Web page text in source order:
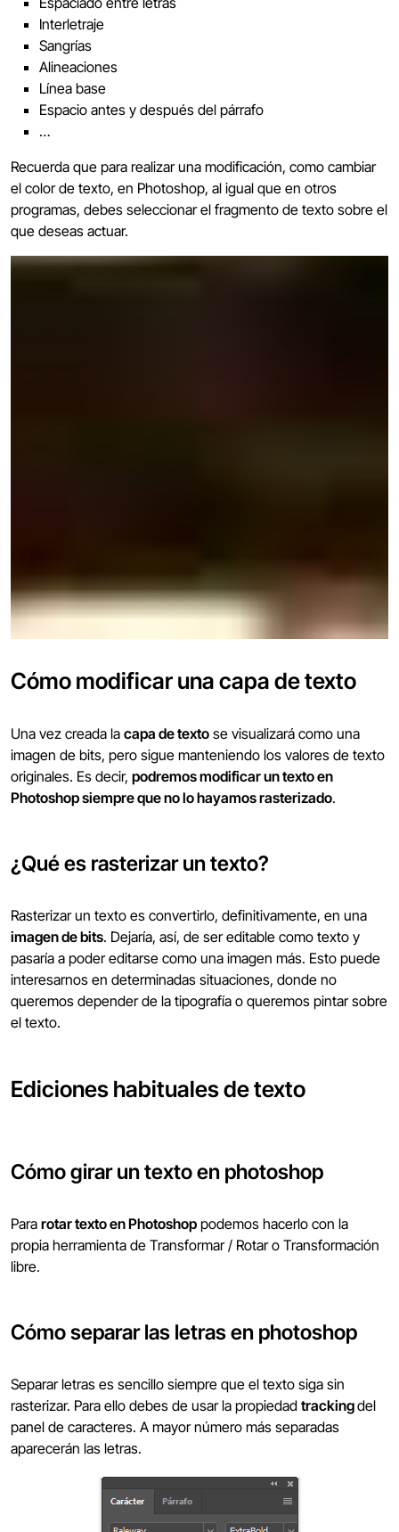
Interletraje
Sangrías
Alineaciones
Línea base
Espacio antes y después del párrafo
…
Recuerda que para realizar una modificación, como cambiar
el color de texto, en Photoshop, al igual que en otros
programas, debes seleccionar el fragmento de texto sobre el
que deseas actuar.
Cómo modificar una capa de texto
Una vez creada la capa de texto se visualizará como una
imagen de bits, pero sigue manteniendo los valores de texto
originales. Es decir, podremos modificar un texto en
Photoshop siempre que no lo hayamos rasterizado.
¿Qué es rasterizar un texto?
Rasterizar un texto es convertirlo, definitivamente, en una
imagen de bits. Dejaría, así, de ser editable como texto y
pasaría a poder editarse como una imagen más. Esto puede
interesarnos en determinadas situaciones, donde no
queremos depender de la tipografía o queremos pintar sobre
el texto.
Ediciones habituales de texto
Cómo girar un texto en photoshop
Para rotar texto en Photoshop podemos hacerlo con la
propia herramienta de Transformar / Rotar o Transformación
libre.
Cómo separar las letras en photoshop
Separar letras es sencillo siempre que el texto siga sin
rasterizar. Para ello debes de usar la propiedad trackingdel
panel de caracteres. A mayor número más separadas
aparecerán las letras.